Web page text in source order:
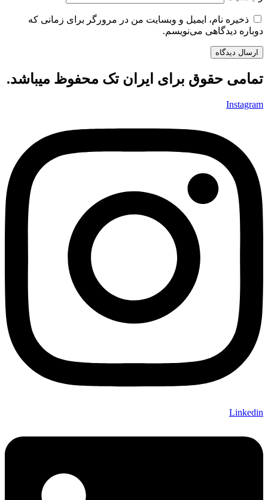
ذخیره نام، ایمیل و وبسایت من در مرورگر برای زمانی که
دوباره دیدگاهی می‌نویسم.
تمامی حقوق برای ایران تک محفوظ میباشد.
Instagram
Linkedin